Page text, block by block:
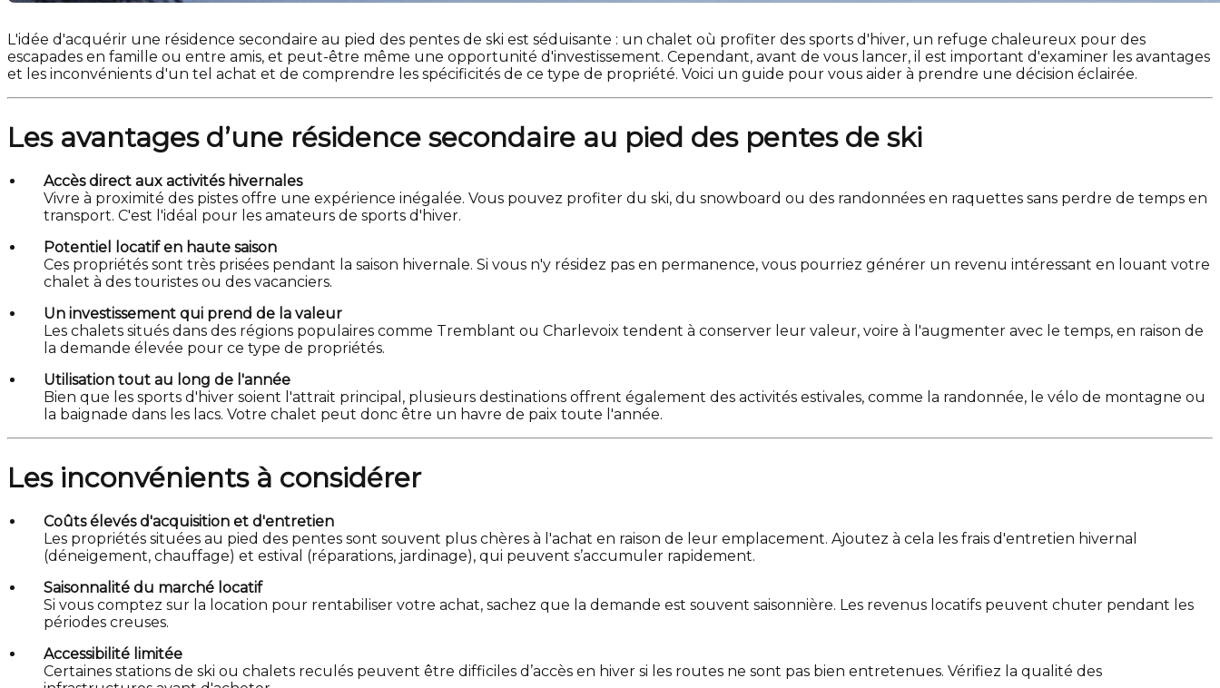
L'idée d'acquérir une résidence secondaire au pied des pentes de ski est séduisante : un chalet où profiter des sports d'hiver, un refuge chaleureux pour des
escapades en famille ou entre amis, et peut-être même une opportunité d'investissement. Cependant, avant de vous lancer, il est important d'examiner les avantages
et les inconvénients d'un tel achat et de comprendre les spécificités de ce type de propriété. Voici un guide pour vous aider à prendre une décision éclairée.
Les avantages d’une résidence secondaire au pied des pentes de ski
Accès direct aux activités hivernales
Vivre à proximité des pistes offre une expérience inégalée. Vous pouvez profiter du ski, du snowboard ou des randonnées en raquettes sans perdre de temps en
transport. C'est l'idéal pour les amateurs de sports d'hiver.
Potentiel locatif en haute saison
Ces propriétés sont très prisées pendant la saison hivernale. Si vous n'y résidez pas en permanence, vous pourriez générer un revenu intéressant en louant votre
chalet à des touristes ou des vacanciers.
Un investissement qui prend de la valeur
Les chalets situés dans des régions populaires comme Tremblant ou Charlevoix tendent à conserver leur valeur, voire à l'augmenter avec le temps, en raison de
la demande élevée pour ce type de propriétés.
Utilisation tout au long de l'année
Bien que les sports d'hiver soient l'attrait principal, plusieurs destinations offrent également des activités estivales, comme la randonnée, le vélo de montagne ou
la baignade dans les lacs. Votre chalet peut donc être un havre de paix toute l'année.
Les inconvénients à considérer
Coûts élevés d'acquisition et d'entretien
Les propriétés situées au pied des pentes sont souvent plus chères à l'achat en raison de leur emplacement. Ajoutez à cela les frais d'entretien hivernal
(déneigement, chauffage) et estival (réparations, jardinage), qui peuvent s’accumuler rapidement.
Saisonnalité du marché locatif
Si vous comptez sur la location pour rentabiliser votre achat, sachez que la demande est souvent saisonnière. Les revenus locatifs peuvent chuter pendant les
périodes creuses.
Accessibilité limitée
Certaines stations de ski ou chalets reculés peuvent être difficiles d’accès en hiver si les routes ne sont pas bien entretenues. Vérifiez la qualité des